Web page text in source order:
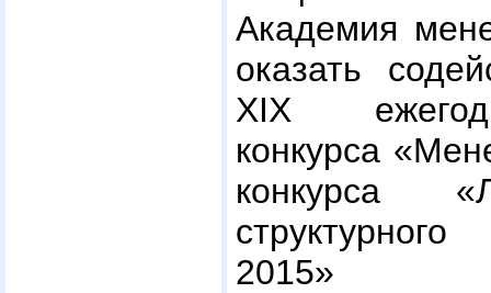
Академия
оказать
XIX
конкурса
конкурса
2015»